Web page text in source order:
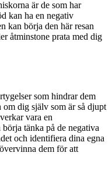
är de som har
kan ha en negativ
kan börja den här resan
åtminstone prata med dig
som hindrar dem
om dig själv som är så djupt
vara en
tänka på de negativa
och identifiera dina egna
dem för att